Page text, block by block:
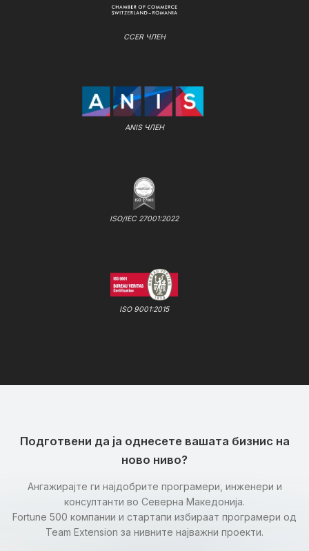
CCER ЧЛЕН
ANIS ЧЛЕН
ISO/IEC 27001:2022
ISO 9001:2015
Подготвени да ја однесете вашата бизнис на
ново ниво?
Ангажирајте ги најдобрите програмери, инженери и
консултанти во Северна Македонија.
Fortune 500 компании и стартапи избираат програмери од
Team Extension за нивните најважни проекти.